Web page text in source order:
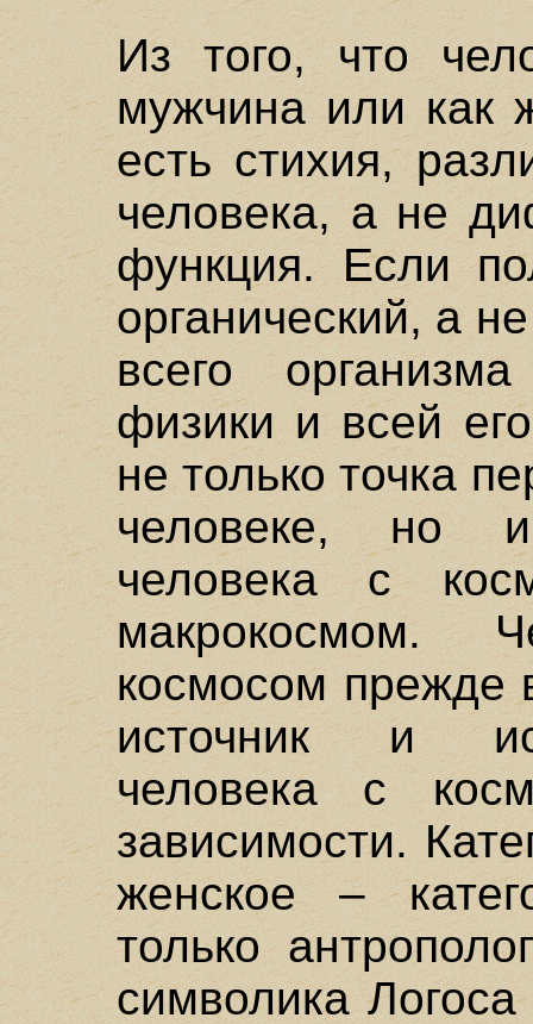
Из того, что
мужчина или как
есть стихия,
человека, а не
функция. Если
органический, а
всего
физики и всей
не только точка
человеке, но и
человека с
макрокосмом.
космосом прежде
источник и
человека с
зависимости.
женское –
только
символика